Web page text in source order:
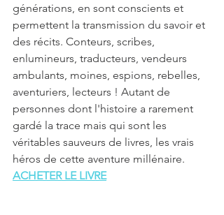
générations, en sont conscients et
permettent la transmission du savoir et
des récits. Conteurs, scribes,
enlumineurs, traducteurs, vendeurs
ambulants, moines, espions, rebelles,
aventuriers, lecteurs ! Autant de
personnes dont l'histoire a rarement
gardé la trace mais qui sont les
véritables sauveurs de livres, les vrais
héros de cette aventure millénaire.
ACHETER LE LIVRE